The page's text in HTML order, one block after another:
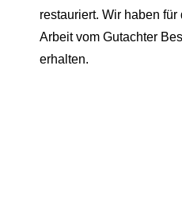
restauriert. Wir haben für
Arbeit vom Gutachter
erhalten.